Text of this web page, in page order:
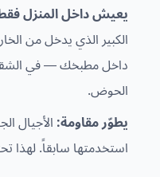
يعيش داخل المنزل
الكبير الذي يدخل من
داخل مطبخك — في
الحوض.
يطوّر مقاومة:الأجيال
استخدمتها سابقاً. لهذا